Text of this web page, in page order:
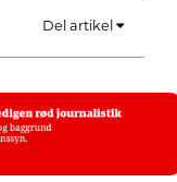
Del artikel